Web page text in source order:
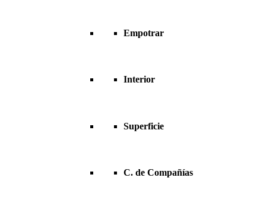
Empotrar
Interior
Superficie
C. de Compañías